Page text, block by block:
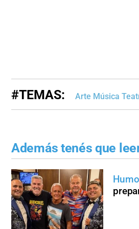
#TEMAS: Arte Música
Además tenés que